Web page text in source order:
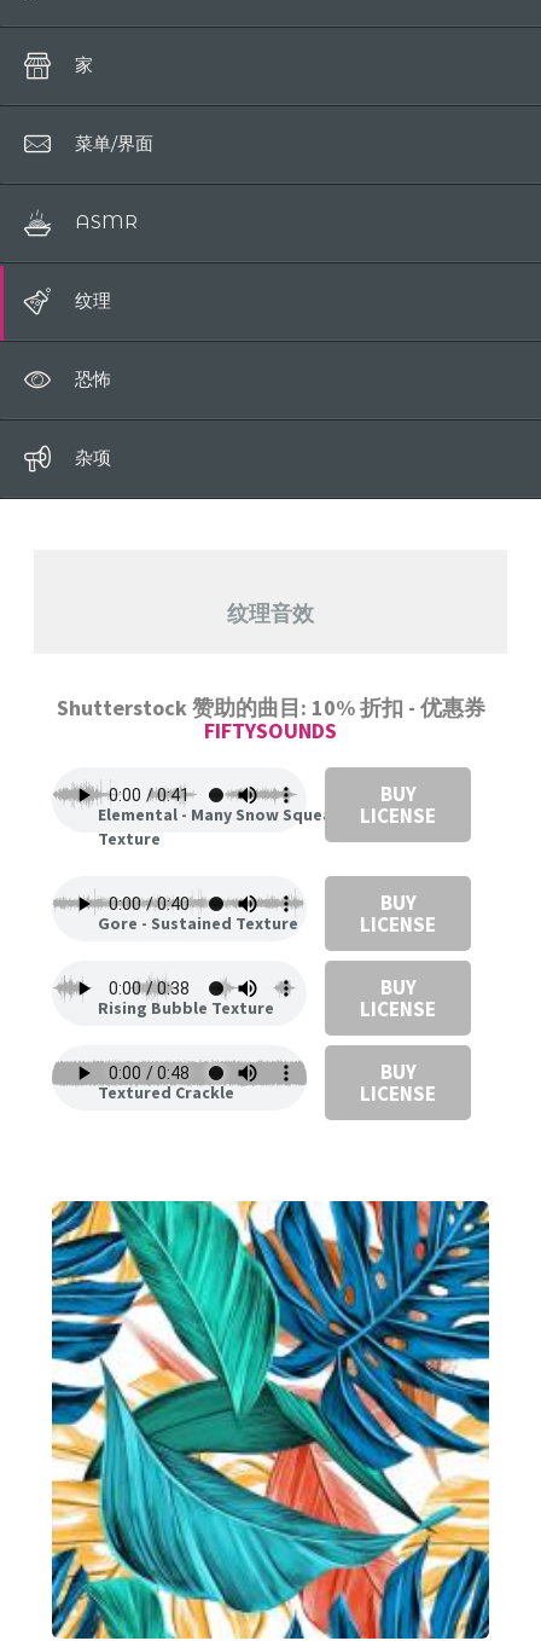
单词
咀嚼
哇
嘴
动物
家
菜单/界面
ASMR
纹理
恐怖
杂项
纹理音效
Shutterstock 赞助的曲目: 10% 折扣 - 优惠券
FIFTYSOUNDS
Elemental - Many Snow Squeaks
Texture
BUY
LICENSE
Gore - Sustained Texture
BUY
LICENSE
Rising Bubble Texture
BUY
LICENSE
Textured Crackle
BUY
LICENSE